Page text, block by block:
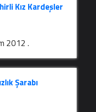
Kız Kardeşler
2012 .
Şarabı